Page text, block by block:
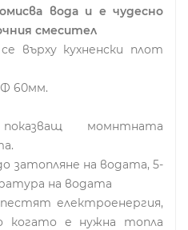
вода и е чудесно
смесител
върху кухненски плот
60мм.
момнтната
затопляне на водата, 5-
на водата
електроенергия,
когато е нужна топла